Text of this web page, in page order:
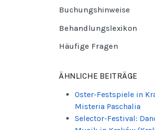
Buchungshinweise
Behandlungslexikon
Häufige Fragen
ÄHNLICHE BEITRÄGE
Oster-Festspiele in
Misteria Paschalia
Selector-Festival: